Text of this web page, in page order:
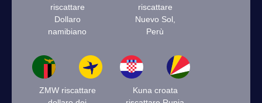
riscattare
Dollaro
namibiano
riscattare
Nuevo Sol,
Perù
ZMW riscattare
Kuna croata